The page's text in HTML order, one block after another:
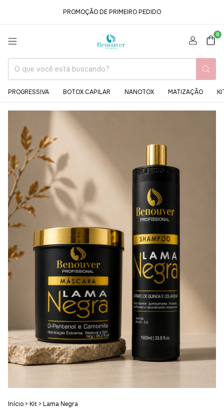
PROMOÇÃO DE PRIMEIRO PEDIDO
0
PROGRESSIVA BOTOX CAPILAR NANOTOX MATIZAÇÃO
Início > Kit > Lama Negra